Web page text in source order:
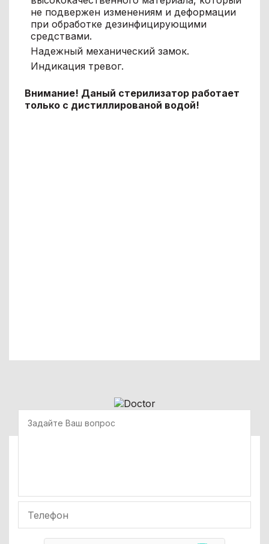
не подвержен изменениям и деформации
при обработке дезинфицирующими
средствами.
Надежный механический замок.
Индикация тревог.
Внимание! Даный стерилизатор работает
только с дистиллированой водой!